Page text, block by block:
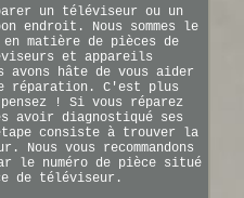
un téléviseur ou un
endroit. Nous sommes le
matière de pièces de
et appareils
avons hâte de vous aider
réparation. C'est plus
! Si vous réparez
avoir diagnostiqué ses
consiste à trouver la
Nous vous recommandons
le numéro de pièce situé
de téléviseur.